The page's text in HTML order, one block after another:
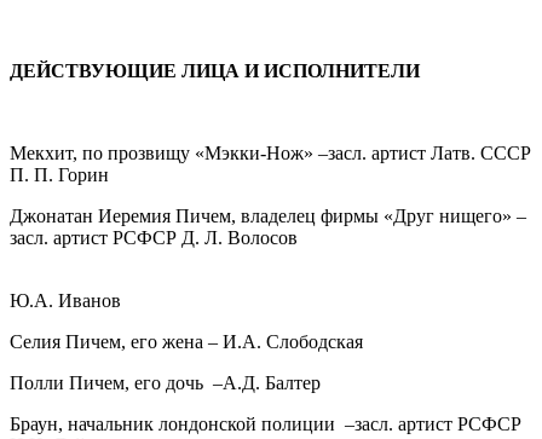
ДЕЙСТВУЮЩИЕ ЛИЦА И ИСПОЛНИТЕЛИ
Мекхит, по прозвищу «Мэкки-Нож» –засл. артист Латв. СССР
П. П. Горин
Джонатан Иеремия Пичем, владелец фирмы «Друг нищего» –
засл. артист РСФСР Д. Л. Волосов
Ю.А. Иванов
Селия Пичем, его жена – И.А. Слободская
Полли Пичем, его дочь –А.Д. Балтер
Браун, начальник лондонской полиции –засл. артист РСФСР